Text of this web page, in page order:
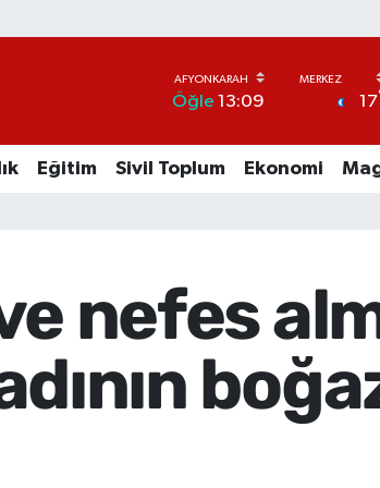
Öğle 13:09 17
Eğitim Sivil Toplum Ekonomi
nefes